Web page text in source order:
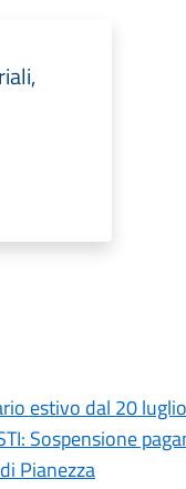
estivo dal 20
Sospensione
Pianezza